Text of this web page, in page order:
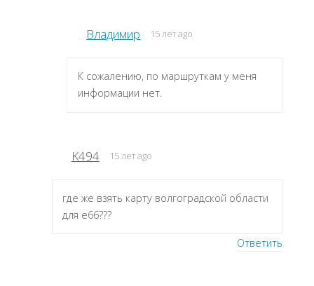
Владимир 15 лет ago
К сожалению, по маршруткам у меня
информации нет.
K494 15 лет ago
где же взять карту волгоградской области
для е66???
Ответить